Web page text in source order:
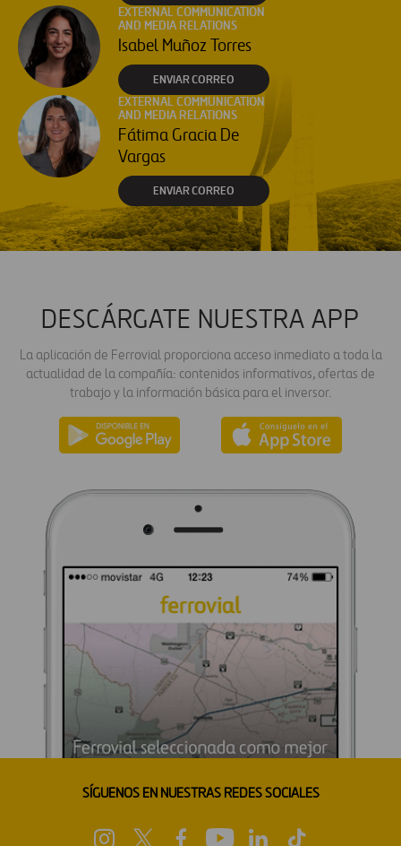
EXTERNAL COMMUNICATION
AND MEDIA RELATIONS
Isabel Muñoz Torres
ENVIAR CORREO
EXTERNAL COMMUNICATION
AND MEDIA RELATIONS
Fátima Gracia De
Vargas
ENVIAR CORREO
DESCÁRGATE NUESTRA APP
La aplicación de Ferrovial proporciona acceso inmediato a toda la
actualidad de la compañía: contenidos informativos, ofertas de
trabajo y la información básica para el inversor.
SÍGUENOS EN NUESTRAS REDES SOCIALES